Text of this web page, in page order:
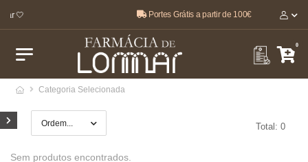
🤍 Portes Grátis a partir de 100€
0
Categoria Selecionada
Total: 0
Sem produtos encontrados.